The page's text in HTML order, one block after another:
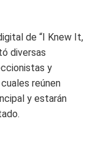
de “I Knew It,
diversas
y
reúnen
y estarán